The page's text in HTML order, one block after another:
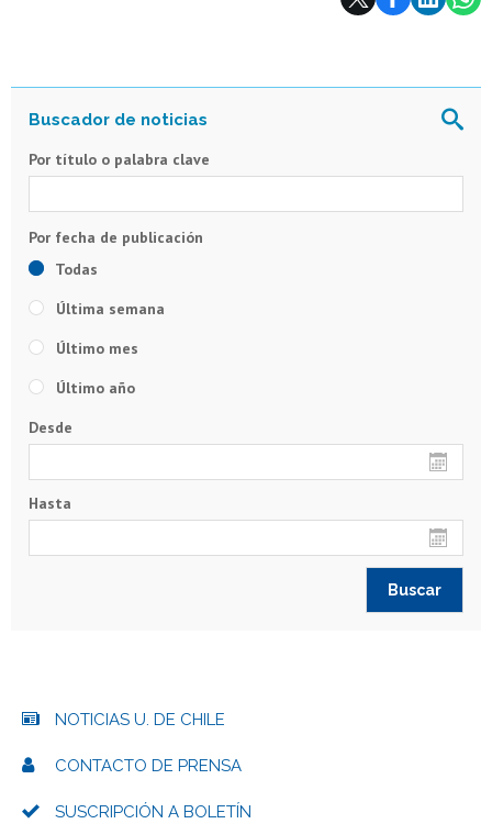
Por título o palabra clave
Todas
Última semana
Último mes
Último año
Desde
Hasta
NOTICIAS U. DE CHILE
CONTACTO DE PRENSA
SUSCRIPCIÓN A BOLETÍN